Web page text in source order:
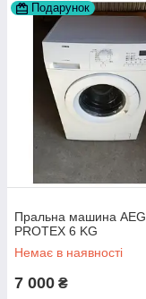
Подарунок
Пральна машина AEG
PROTEX 6 KG
Немає в наявності
7 000 ₴